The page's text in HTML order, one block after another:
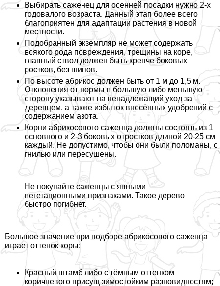
Выбирать саженец для осенней посадки нужно 2-х
годовалого возраста. Данный этап более всего
благоприятен для адаптации растения в новой
местности.
Подобранный экземпляр не может содержать
всякого рода повреждения, трещины на коре,
главный ствол должен быть крепче боковых
ростков, без шипов.
По высоте абрикос должен быть от 1 м до 1,5 м.
Отклонения от нормы в большую либо меньшую
сторону указывают на ненадлежащий уход за
деревцем, а также избыток внесённых удобрений с
содержанием азота.
Корни абрикосового саженца должны состоять из 1
основного и 2-3 боковых отростков длиной 20-25 см
каждый. Не допустимо, чтобы они были поломаны, с
гнилью или пересушены.
Не покупайте саженцы с явными
вегетационными признаками. Такое дерево
быстро погибнет.
Большое значение при подборе абрикосового саженца
играет оттенок коры:
Красный штамб либо с тёмным оттенком
коричневого присущ зимостойким разновидностям;